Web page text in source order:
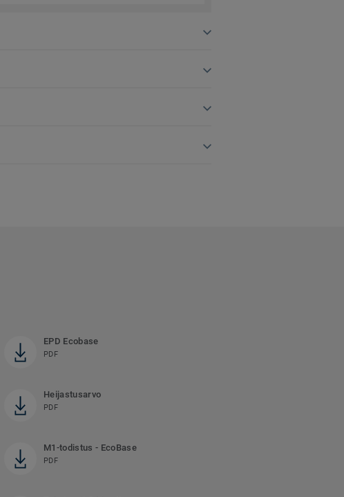
EPD Ecobase
PDF
Heijastusarvo
PDF
M1-todistus - EcoBase
PDF